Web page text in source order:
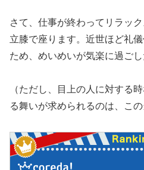
さて、仕事が終わってリラッ
立膝で座ります。近世ほど礼
ため、めいめいが気楽に過ごし
（ただし、目上の人に対する
る舞いが求められるのは、こ